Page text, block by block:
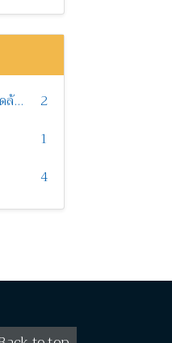
ทรัพยากรธรรมชาติ โลก และสิ่งแวดล้อม
2
1
4